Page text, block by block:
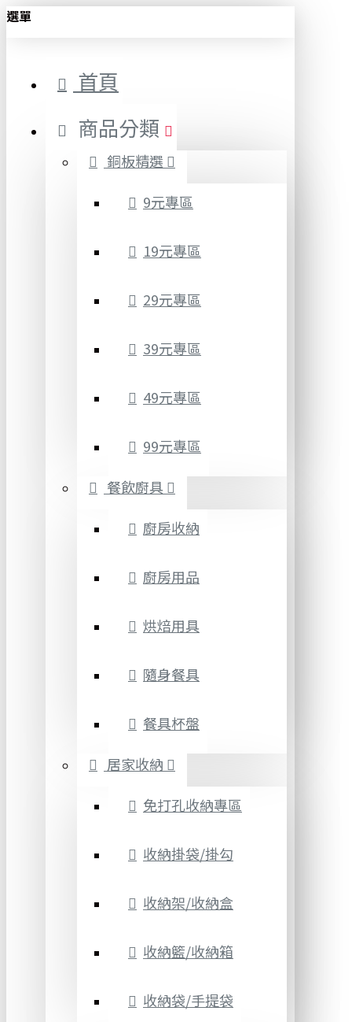
選單
首頁
商品分類
銅板精選
9元專區
19元專區
29元專區
39元專區
49元專區
99元專區
餐飲廚具
廚房收納
廚房用品
烘焙用具
隨身餐具
餐具杯盤
居家收納
免打孔收納專區
收納掛袋/掛勾
收納架/收納盒
收納籃/收納箱
收納袋/手提袋